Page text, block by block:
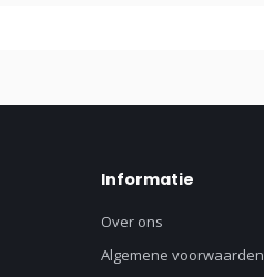
Informatie
Over ons
Algemene voorwaarden